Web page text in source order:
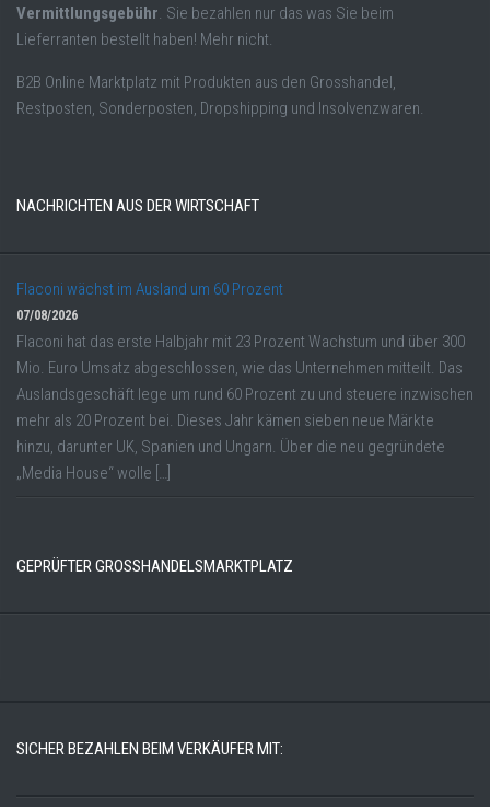
Vermittlungsgebühr. Sie bezahlen nur das was Sie beim
Lieferranten bestellt haben! Mehr nicht.
B2B Online Marktplatz mit Produkten aus den Grosshandel,
Restposten, Sonderposten, Dropshipping und Insolvenzwaren.
NACHRICHTEN AUS DER WIRTSCHAFT
Flaconi wächst im Ausland um 60 Prozent
07/08/2026
Flaconi hat das erste Halbjahr mit 23 Prozent Wachstum und über 300
Mio. Euro Umsatz abgeschlossen, wie das Unternehmen mitteilt. Das
Auslandsgeschäft lege um rund 60 Prozent zu und steuere inzwischen
mehr als 20 Prozent bei. Dieses Jahr kämen sieben neue Märkte
hinzu, darunter UK, Spanien und Ungarn. Über die neu gegründete
„Media House“ wolle […]
GEPRÜFTER GROSSHANDELSMARKTPLATZ
SICHER BEZAHLEN BEIM VERKÄUFER MIT: